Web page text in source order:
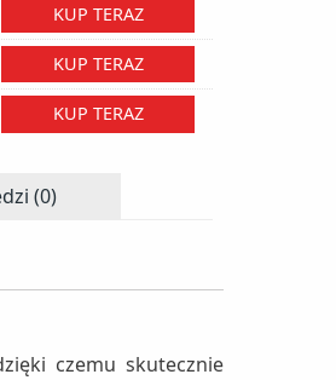
KUP TERAZ
KUP TERAZ
KUP TERAZ
(0)
czemu skutecznie